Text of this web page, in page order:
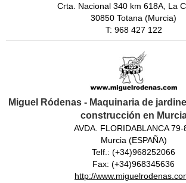
Crta. Nacional 340 km 618A, La
30850 Totana (Murcia)
T: 968 427 122
Miguel Ródenas - Maquinaria de
construcción en
AVDA. FLORIDABLANCA 79-
Murcia (ESPAÑA)
Telf.: (+34)968252066
Fax: (+34)968345636
http://